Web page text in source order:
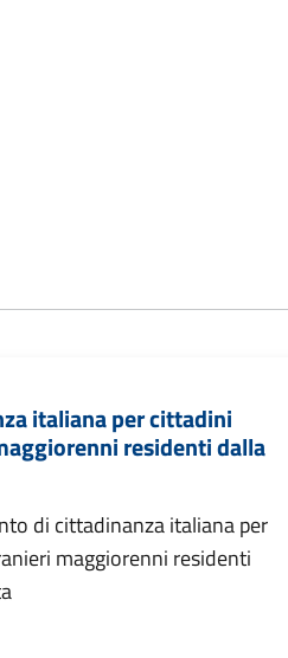
italiana per cittadini
residenti dalla
di cittadinanza italiana per
maggiorenni residenti